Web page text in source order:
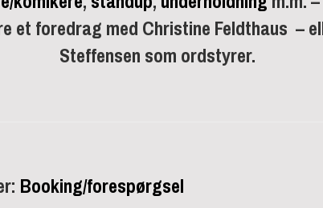
et foredrag med Christine Feldthaus –
Steffensen som ordstyrer.
Booking/forespørgsel